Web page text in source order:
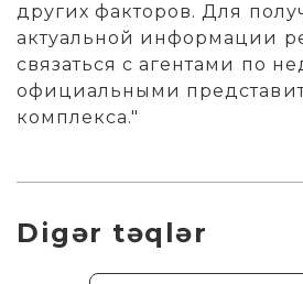
других факторов. Для
актуальной информации
связаться с агентами по
официальными
комплекса."
Digər təqlər